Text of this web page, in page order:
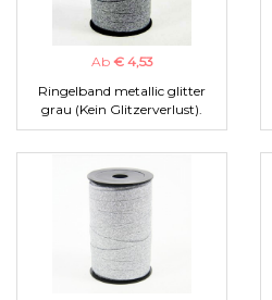
Ab € 4,53
Ringelband metallic glitter
grau (Kein Glitzerverlust).